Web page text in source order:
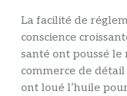
La facilité de
conscience
santé ont poussé le
commerce de
ont loué l’huile